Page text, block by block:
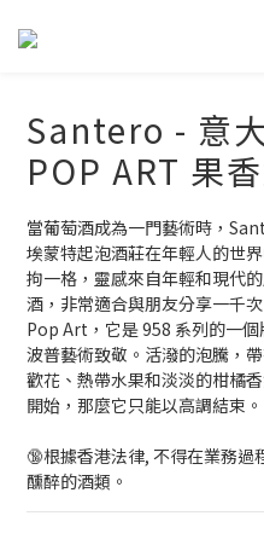
Santero - 意
POP ART 果
當葡萄酒成為一門藝術時，
埃蒙特起泡酒莊在年輕人的世
拘一格，靈感來自年輕和現代
酒，非常適合與朋友分享一千
Pop Art，它是 958 系列的一
波普藝術致敬。活潑的泡騰，
歡花、熱帶水果和淡淡的柑橘
開始，那麼它只能以高調結束。
🔞根據香港法律, 不得在業務過
醺醉的酒類。